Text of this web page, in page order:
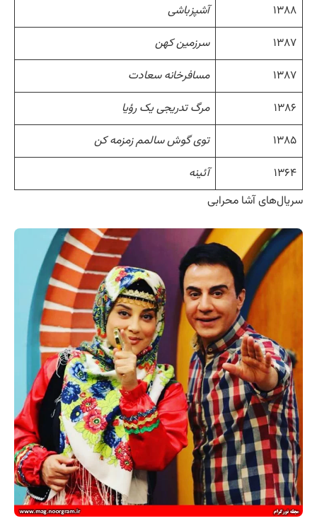
۱۳۸۸
آشپزباشی
۱۳۸۷
سرزمین کهن
۱۳۸۷
مسافرخانه سعادت
۱۳۸۶
مرگ تدریجی یک رؤیا
۱۳۸۵
توی گوش سالمم زمزمه کن
۱۳۶۴
آئینه
سریال‌های آشا محرابی